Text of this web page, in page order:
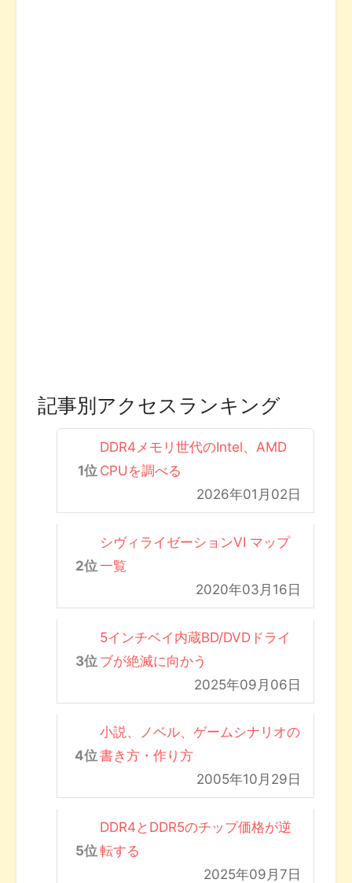
記事別アクセスランキング
DDR4メモリ世代のIntel、AMD
CPUを調べる
2026年01月02日
シヴィライゼーションVI マップ
一覧
2020年03月16日
5インチベイ内蔵BD/DVDドライ
ブが絶滅に向かう
2025年09月06日
小説、ノベル、ゲームシナリオの
書き方・作り方
2005年10月29日
DDR4とDDR5のチップ価格が逆
転する
2025年09月7日